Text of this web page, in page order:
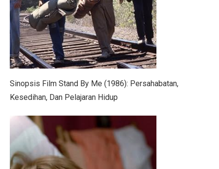
4 Dampak Negatif Cahaya Biru pada Kulit
100 Ucapan Selamat Hari Batik Nasional 2025 untuk
Kinerja BUMA Internasional Grup (DOID) Terganggu,
Siapa Saja yang Menemukan Mikroskop? Ini Fakta
Tahu atau Tempe, Mana yang Lebih Baik untuk
Mid Caps Jadi Target, Analis Ungkap Strategi Efektif
Sinopsis Film Stand By Me (1986): Persahabatan,
Kesedihan, Dan Pelajaran Hidup